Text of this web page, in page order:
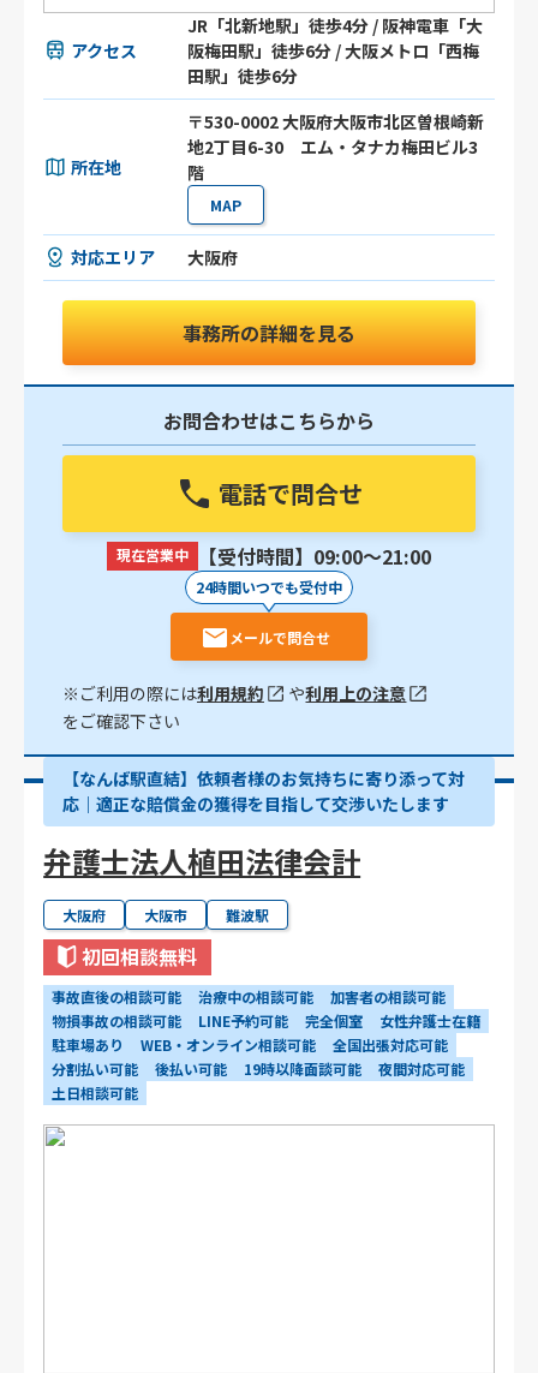
アクセス
JR「北新地駅」徒歩4分 / 阪神電車「大
阪梅田駅」徒歩6分 / 大阪メトロ「西梅
田駅」徒歩6分
所在地
〒530-0002 大阪府大阪市北区曽根崎新
地2丁目6-30 エム・タナカ梅田ビル3
階
MAP
対応エリア 大阪府
事務所の詳細を見る
お問合わせはこちらから
電話で問合せ
現在営業中 【受付時間】09:00〜21:00
24時間いつでも受付中
メールで問合せ
※ご利用の際には利用規約 や利用上の注意
をご確認下さい
【なんば駅直結】依頼者様のお気持ちに寄り添って対
応｜適正な賠償金の獲得を目指して交渉いたします
弁護士法人植田法律会計
大阪府 大阪市 難波駅
初回相談無料
事故直後の相談可能 治療中の相談可能
加害者の相談可能
物損事故の相談可能
LINE予約可能 完全個室
女性弁護士在籍
駐車場あり
WEB・オンライン相談可能
全国出張対応可能
分割払い可能
後払い可能 19時以降面談可能
夜間対応可能
土日相談可能